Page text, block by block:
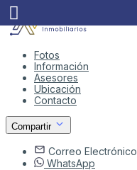
Fotos
Información
Asesores
Ubicación
Contacto
Compartir
Correo Electrónico
WhatsApp